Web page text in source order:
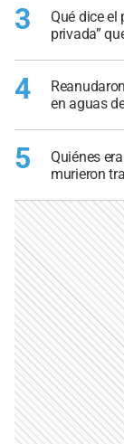
3
Qué dice el
privada”
4
en aguas
5
Quiénes
murieron